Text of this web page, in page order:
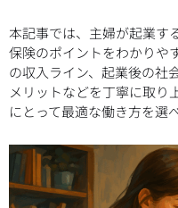
本記事では、主婦が起業す
保険のポイントをわかりや
の収入ライン、起業後の社
メリットなどを丁寧に取り
にとって最適な働き方を選